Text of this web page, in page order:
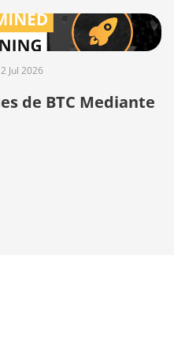
2 Jul 2026
de BTC Mediante